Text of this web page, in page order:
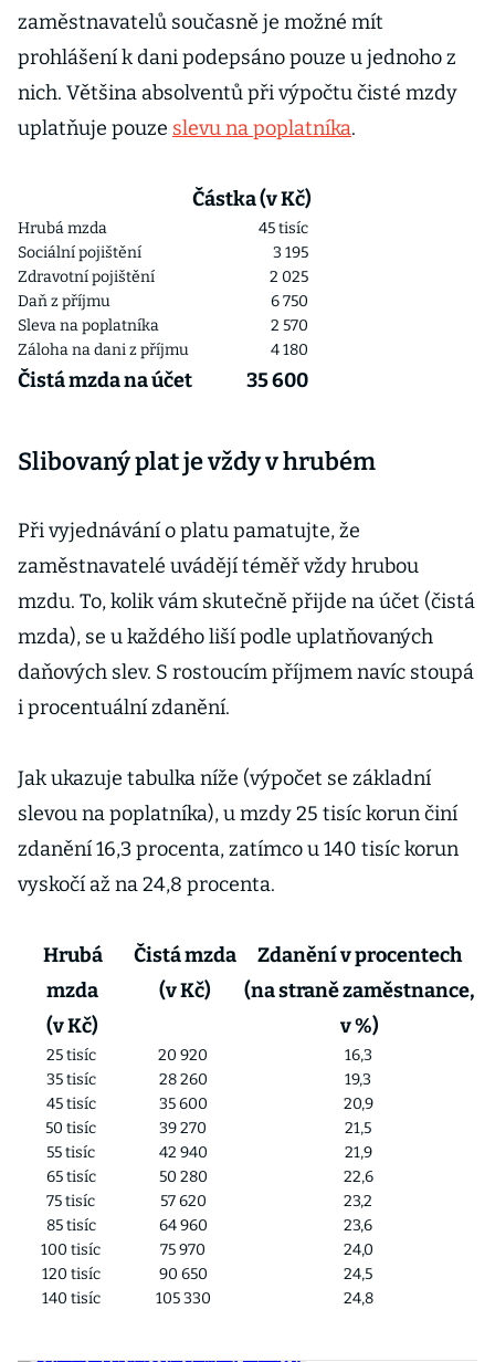
zaměstnavatelů současně je možné mít
prohlášení k dani podepsáno pouze u jednoho z
nich. Většina absolventů při výpočtu čisté mzdy
uplatňuje pouze slevu na poplatníka.
Částka (v Kč)
Hrubá mzda
45 tisíc
Sociální pojištění
3 195
Zdravotní pojištění
2 025
Daň z příjmu
6 750
Sleva na poplatníka
2 570
Záloha na dani z příjmu
4 180
Čistá mzda na účet 35 600
Slibovaný plat je vždy v hrubém
Při vyjednávání o platu pamatujte, že
zaměstnavatelé uvádějí téměř vždy hrubou
mzdu. To, kolik vám skutečně přijde na účet (čistá
mzda), se u každého liší podle uplatňovaných
daňových slev. S rostoucím příjmem navíc stoupá
i procentuální zdanění.
Jak ukazuje tabulka níže (výpočet se základní
slevou na poplatníka), u mzdy 25 tisíc korun činí
zdanění 16,3 procenta, zatímco u 140 tisíc korun
vyskočí až na 24,8 procenta.
Hrubá
mzda
(v Kč)
Čistá mzda
(v Kč)
Zdanění v procentech
(na straně zaměstnance,
v %)
25 tisíc 20 920
16,3
35 tisíc
28 260
19,3
45 tisíc
35 600
20,9
50 tisíc
39 270
21,5
55 tisíc
42 940
21,9
65 tisíc
50 280
22,6
75 tisíc
57 620
23,2
85 tisíc
64 960
23,6
100 tisíc
75 970
24,0
120 tisíc
90 650
24,5
140 tisíc
105 330 24,8